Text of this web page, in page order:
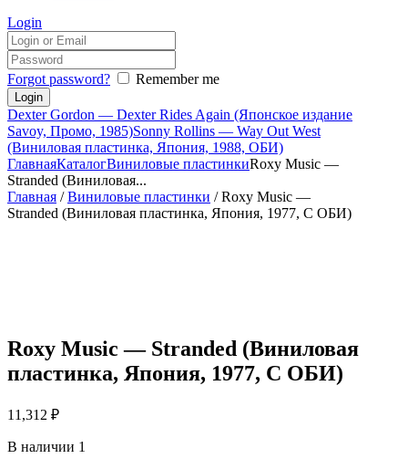
Login
Forgot password? Remember me
Dexter Gordon — Dexter Rides Again (Японское издание
Savoy, Промо, 1985)Sonny Rollins — Way Out West
(Виниловая пластинка, Япония, 1988, ОБИ)
ГлавнаяКаталогВиниловые пластинкиRoxy Music —
Stranded (Виниловая...
Главная /Виниловые пластинки / Roxy Music —
Stranded (Виниловая пластинка, Япония, 1977, С ОБИ)
Roxy Music — Stranded (Виниловая
пластинка, Япония, 1977, С ОБИ)
11,312 ₽
В наличии 1